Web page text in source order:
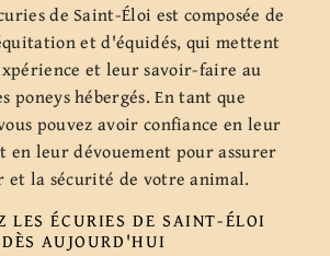
de Saint-Éloi est composée de
et d'équidés, qui mettent
et leur savoir-faire au
poneys hébergés. En tant que
pouvez avoir confiance en leur
en leur dévouement pour assurer
et la sécurité de votre animal.
LES ÉCURIES DE SAINT-ÉLOI
DÈS AUJOURD'HUI